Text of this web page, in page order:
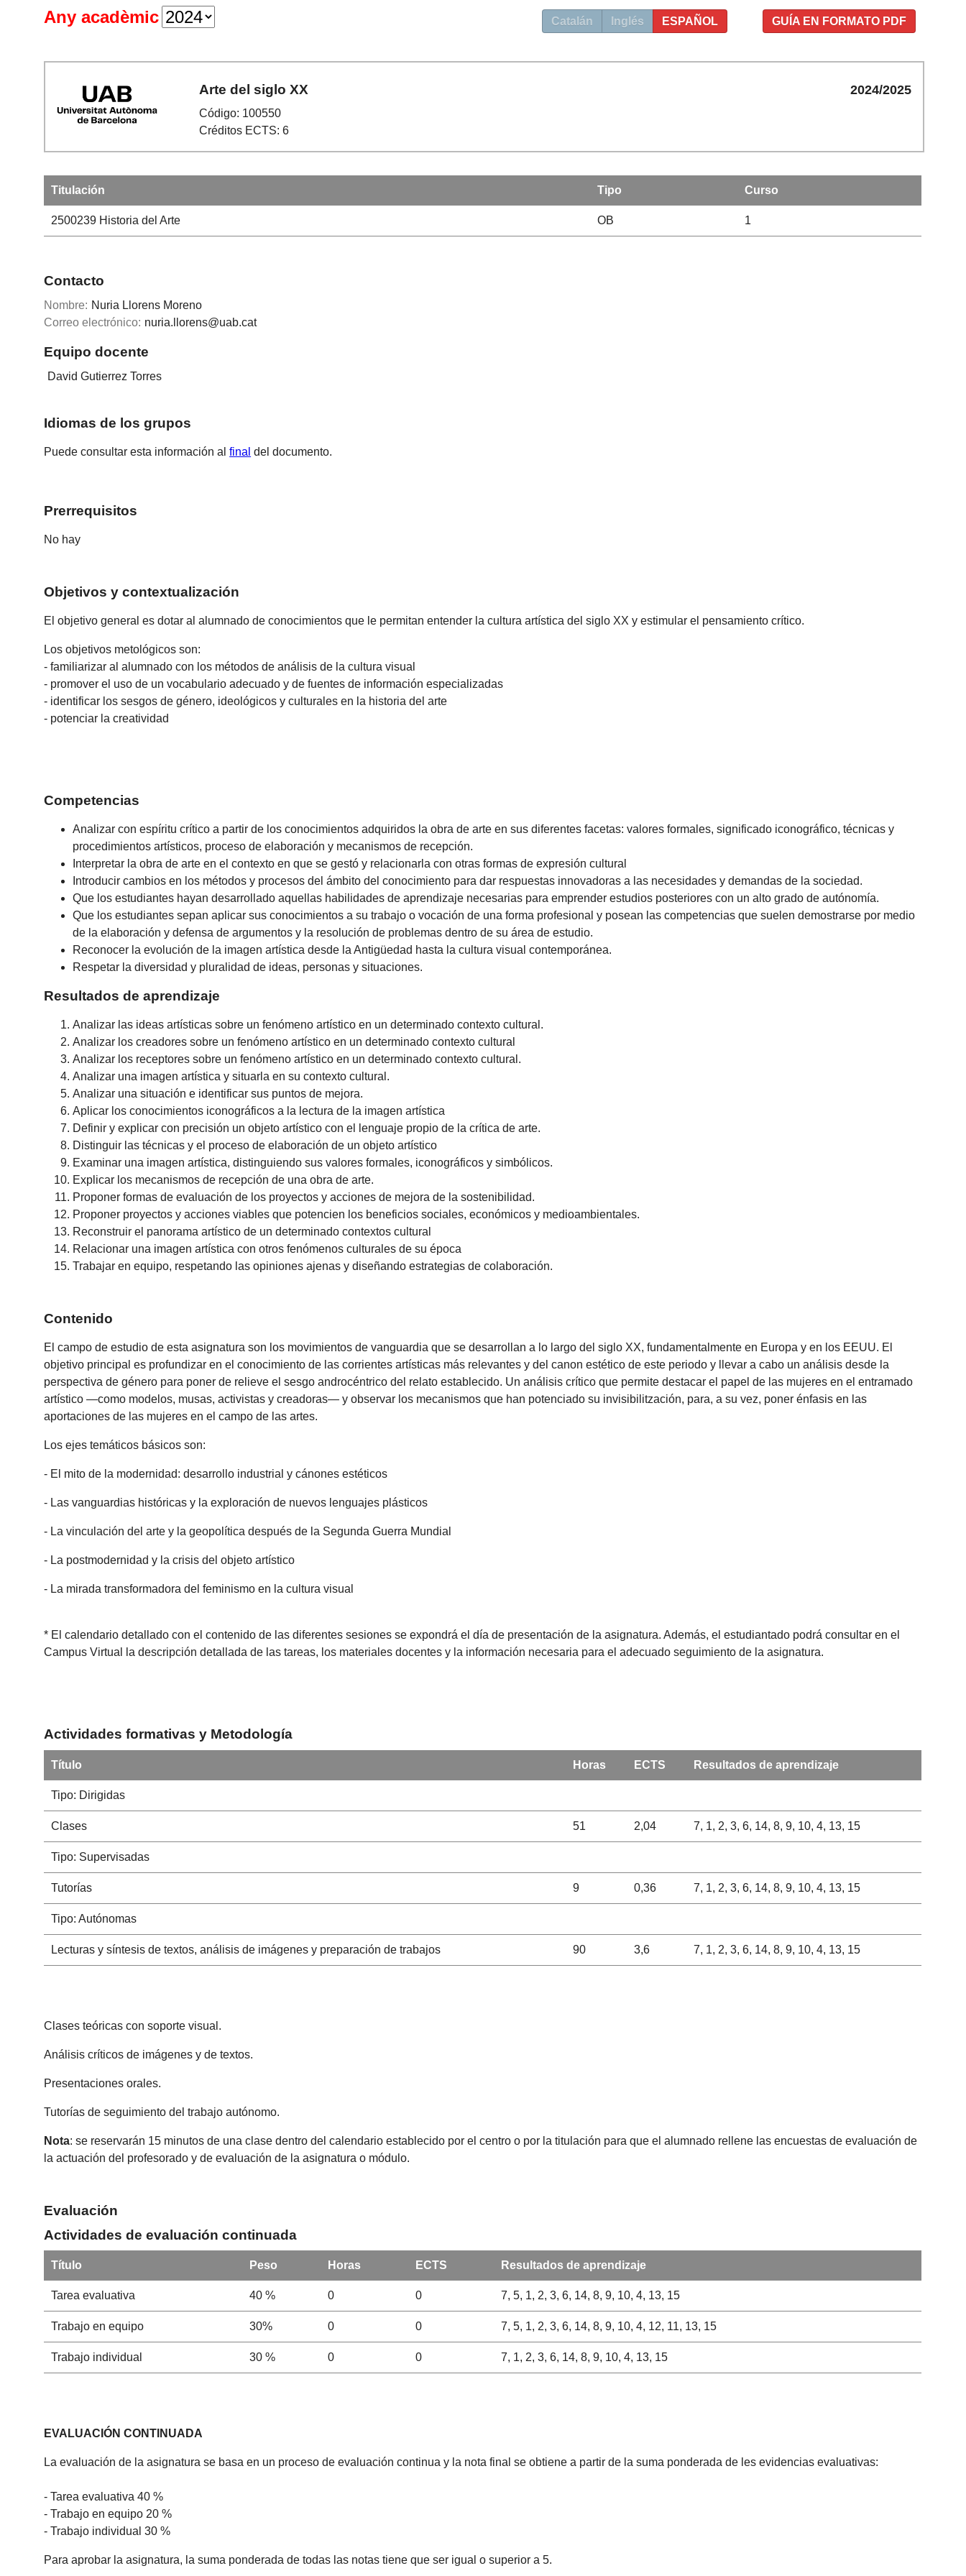
GUÍA EN FORMATO PDF
Catalán Inglés ESPAÑOL
Any acadèmic
Arte del siglo XX
Código: 100550
Créditos ECTS: 6
2024/2025
Titulación Tipo Curso
2500239Historia del Arte OB 1
Contacto
Nombre: Nuria Llorens Moreno
Correo electrónico: nuria.llorens@uab.cat
Equipo docente
David Gutierrez Torres
Idiomas de los grupos
Puede consultar esta información alfinal del documento.
Prerrequisitos
No hay
Objetivos y contextualización
El objetivo general es dotar al alumnado de conocimientos que le permitan entender la cultura artística del siglo XX y estimular el pensamiento crítico.
Los objetivos metológicos son:
- familiarizar al alumnado con los métodos de análisis de la cultura visual
- promover el uso de un vocabulario adecuado y de fuentes de información especializadas
- identificar los sesgos de género, ideológicos y culturales en la historia del arte
- potenciar la creatividad
Competencias
Analizar con espíritu crítico a partir de los conocimientos adquiridos la obra de arte en sus diferentes facetas: valores formales, significado iconográfico, técnicas y
procedimientos artísticos, proceso de elaboración y mecanismos de recepción.
Interpretar la obra de arte en el contexto en que se gestó y relacionarla con otras formas de expresión cultural
Introducir cambios en los métodos y procesos del ámbito del conocimiento para dar respuestas innovadoras a las necesidades y demandas de la sociedad.
Que los estudiantes hayan desarrollado aquellas habilidades de aprendizaje necesarias para emprender estudios posteriores con un alto grado de autónomía.
Que los estudiantes sepan aplicar sus conocimientos a su trabajo o vocación de una forma profesional y posean las competencias que suelen demostrarse por medio
de la elaboración y defensa de argumentos y la resolución de problemas dentro de su área de estudio.
Reconocer la evolución de la imagen artística desde la Antigüedad hasta la cultura visual contemporánea.
Respetar la diversidad y pluralidad de ideas, personas y situaciones.
Resultados de aprendizaje
Analizar las ideas artísticas sobre un fenómeno artístico en un determinado contexto cultural.
Analizar los creadores sobre un fenómeno artístico en un determinado contexto cultural
Analizar los receptores sobre un fenómeno artístico en un determinado contexto cultural.
Analizar una imagen artística y situarla en su contexto cultural.
Analizar una situación e identificar sus puntos de mejora.
Aplicar los conocimientos iconográficos a la lectura de la imagen artística
Definir y explicar con precisión un objeto artístico con el lenguaje propio de la crítica de arte.
Distinguir las técnicas y el proceso de elaboración de un objeto artístico
Examinar una imagen artística, distinguiendo sus valores formales, iconográficos y simbólicos.
Explicar los mecanismos de recepción de una obra de arte.
Proponer formas de evaluación de los proyectos y acciones de mejora de la sostenibilidad.
Proponer proyectos y acciones viables que potencien los beneficios sociales, económicos y medioambientales.
Reconstruir el panorama artístico de un determinado contextos cultural
Relacionar una imagen artística con otros fenómenos culturales de su época
Trabajar en equipo, respetando las opiniones ajenas y diseñando estrategias de colaboración.
Contenido
El campo de estudio de esta asignatura son los movimientos de vanguardia que se desarrollan a lo largo del siglo XX, fundamentalmente en Europa y en los EEUU. El
objetivo principal es profundizar en el conocimiento de las corrientes artísticas más relevantes y del canon estético de este periodo y llevar a cabo un análisis desde la
perspectiva de género para poner de relieve el sesgo androcéntrico del relato establecido. Un análisis crítico que permite destacar el papel de las mujeres en el entramado
artístico —como modelos, musas, activistas y creadoras— y observar los mecanismos que han potenciado su invisibilitzación, para, a su vez, poner énfasis en las
aportaciones de las mujeres en el campo de las artes.
Los ejes temáticos básicos son:
- El mito de la modernidad: desarrollo industrial y cánones estéticos
- Las vanguardias históricas y la exploración de nuevos lenguajes plásticos
- La vinculación del arte y la geopolítica después de la Segunda Guerra Mundial
- La postmodernidad y la crisis del objeto artístico
- La mirada transformadora del feminismo en la cultura visual
* El calendario detallado con el contenido de las diferentes sesiones se expondrá el día de presentación de la asignatura. Además, el estudiantado podrá consultar en el
Campus Virtual la descripción detallada de las tareas, los materiales docentes y la información necesaria para el adecuado seguimiento de la asignatura.
Actividades formativas y Metodología
Título Horas ECTS Resultados de aprendizaje
Tipo: Dirigidas
Clases 51 2,04 7, 1, 2, 3, 6, 14, 8, 9, 10, 4, 13, 15
Tipo: Supervisadas
Tutorías 9 0,36 7, 1, 2, 3, 6, 14, 8, 9, 10, 4, 13, 15
Tipo: Autónomas
Lecturas y síntesis de textos, análisis de imágenes y preparación de trabajos 90 3,6 7, 1, 2, 3, 6, 14, 8, 9, 10, 4, 13, 15
Clases teóricas con soporte visual.
Análisis críticos de imágenes y de textos.
Presentaciones orales.
Tutorías de seguimiento del trabajo autónomo.
Nota: se reservarán 15 minutos de una clase dentro del calendario establecido por el centro o por la titulación para que el alumnado rellene las encuestas de evaluación de
la actuación del profesorado y de evaluación de la asignatura o módulo.
Evaluación
Actividades de evaluación continuada
Título Peso Horas ECTS Resultados de aprendizaje
Tarea evaluativa 40 % 0 0 7, 5, 1, 2, 3, 6, 14, 8, 9, 10, 4, 13, 15
Trabajo en equipo 30% 0 0 7, 5, 1, 2, 3, 6, 14, 8, 9, 10, 4, 12, 11, 13, 15
Trabajo individual 30 % 0 0 7, 1, 2, 3, 6, 14, 8, 9, 10, 4, 13, 15
EVALUACIÓN CONTINUADA
La evaluación de la asignatura se basa en un proceso de evaluación continua y la nota final se obtiene a partir de la suma ponderada de les evidencias evaluativas:
- Tarea evaluativa 40 %
- Trabajo en equipo 20 %
- Trabajo individual 30 %
Para aprobar la asignatura, la suma ponderada de todas las notas tiene que ser igual o superior a 5.